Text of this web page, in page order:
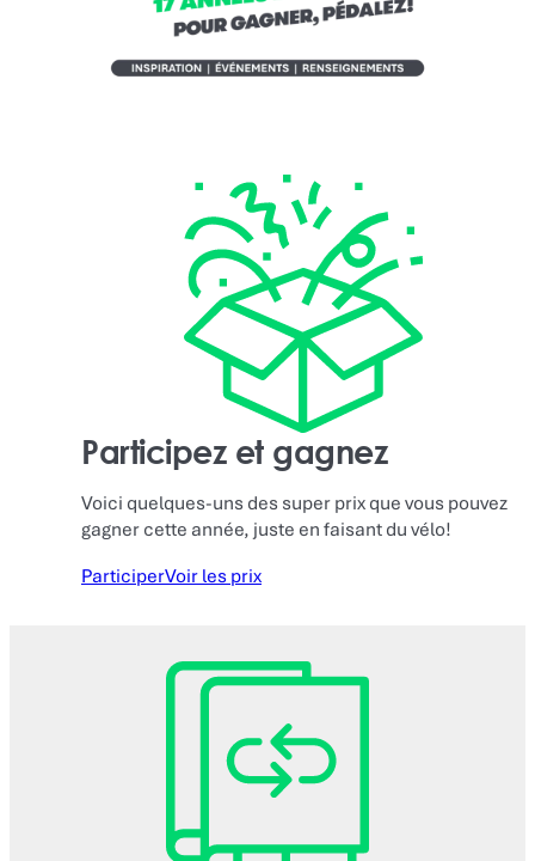
Participez et gagnez
Voici quelques-uns des super prix que vous pouvez
gagner cette année, juste en faisant du vélo!
ParticiperVoir les prix